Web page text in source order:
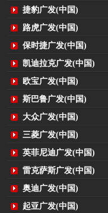
捷豹广发(中国)
路虎广发(中国)
保时捷广发(中国)
凯迪拉克广发(中国)
欧宝广发(中国)
斯巴鲁广发(中国)
大众广发(中国)
三菱广发(中国)
英菲尼迪广发(中国)
雷克萨斯广发(中国)
奥迪广发(中国)
起亚广发(中国)